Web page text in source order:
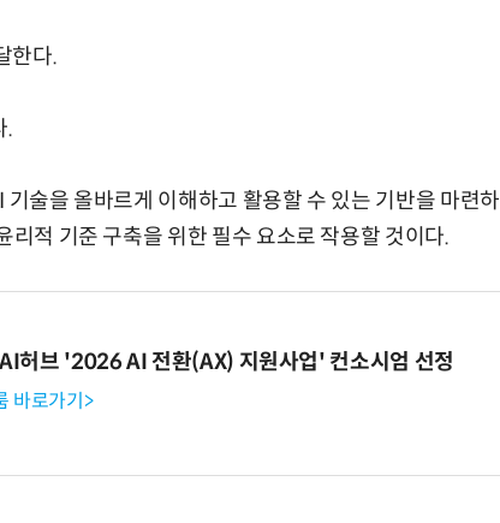
한다.
.
술을 올바르게 이해하고 활용할 수 있는 기반을 마련하
리적 기준 구축을 위한 필수 요소로 작용할 것이다.
허브 '2026 AI 전환(AX) 지원사업' 컨소시엄 선정
바로가기>